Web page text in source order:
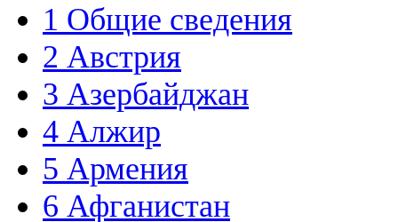
1 Общие сведения
2 Австрия
3 Азербайджан
4 Алжир
5 Армения
6 Афганистан